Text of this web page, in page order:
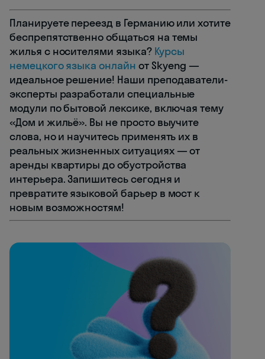
Планируете переезд в Германию или хотите
беспрепятственно общаться на темы
жилья с носителями языка? Курсы
немецкого языка онлайн от Skyeng —
идеальное решение! Наши преподаватели-
эксперты разработали специальные
модули по бытовой лексике, включая тему
«Дом и жильё». Вы не просто выучите
слова, но и научитесь применять их в
реальных жизненных ситуациях — от
аренды квартиры до обустройства
интерьера. Запишитесь сегодня и
превратите языковой барьер в мост к
новым возможностям!